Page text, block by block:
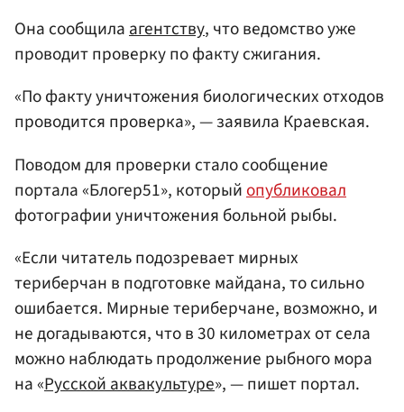
Она сообщилаагентству, что ведомство уже
проводит проверку по факту сжигания.
«По факту уничтожения биологических отходов
проводится проверка», — заявила Краевская.
Поводом для проверки стало сообщение
портала «Блогер51», который опубликовал
фотографии уничтожения больной рыбы.
«Если читатель подозревает мирных
териберчан в подготовке майдана, то сильно
ошибается. Мирные териберчане, возможно, и
не догадываются, что в 30 километрах от села
можно наблюдать продолжение рыбного мора
на «Русской аквакультуре», — пишет портал.